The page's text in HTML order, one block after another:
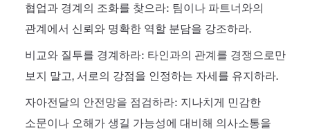
협업과 경계의 조화를 찾으라: 팀이나 파트너와의
관계에서 신뢰와 명확한 역할 분담을 강조하라.
비교와 질투를 경계하라: 타인과의 관계를 경쟁으로만
보지 말고, 서로의 강점을 인정하는 자세를 유지하라.
자아전달의 안전망을 점검하라: 지나치게 민감한
소문이나 오해가 생길 가능성에 대비해 의사소통을